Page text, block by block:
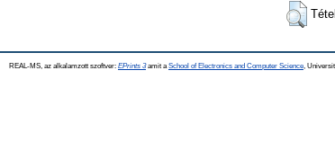
REAL-MS, az alkalamzott szoftver: EPrints 3amit a School of Electronics and Computer Science ,